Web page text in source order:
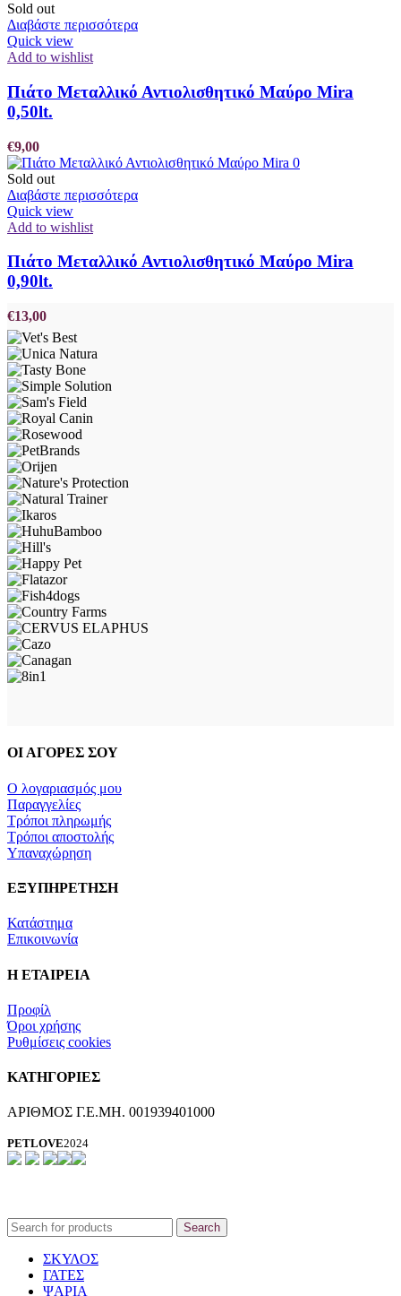
Sold out
Διαβάστε περισσότερα
Quick view
Add to wishlist
Πιάτο Μεταλλικό Αντιολισθητικό Μαύρο Mira
0,50lt.
€9,00
Sold out
Διαβάστε περισσότερα
Quick view
Add to wishlist
Πιάτο Μεταλλικό Αντιολισθητικό Μαύρο Mira
0,90lt.
€13,00
ΟΙ ΑΓΟΡΕΣ ΣΟΥ
Ο λογαριασμός μου
Παραγγελίες
Τρόποι πληρωμής
Τρόποι αποστολής
Υπαναχώρηση
ΕΞΥΠΗΡΕΤΗΣΗ
Κατάστημα
Επικοινωνία
Η ΕΤΑΙΡΕΙΑ
Προφίλ
Όροι χρήσης
Ρυθμίσεις cookies
ΚΑΤΗΓΟΡΙΕΣ
ΑΡΙΘΜΟΣ Γ.Ε.ΜΗ. 001939401000
PETLOVE2024
Search
ΣΚΥΛΟΣ
ΓΑΤΕΣ
ΨΑΡΙΑ